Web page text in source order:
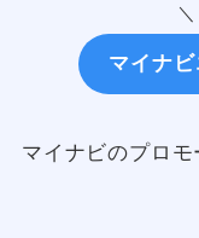
マイナ
マイナビのプロ